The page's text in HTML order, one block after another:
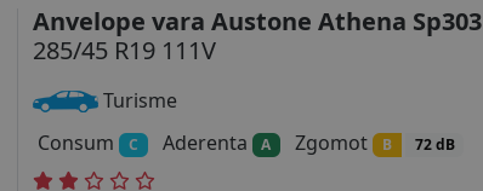
Anvelope vara Austone Athena Sp303
285/45 R19 111V
Turisme
Consum
C Aderenta A Zgomot B 72 dB